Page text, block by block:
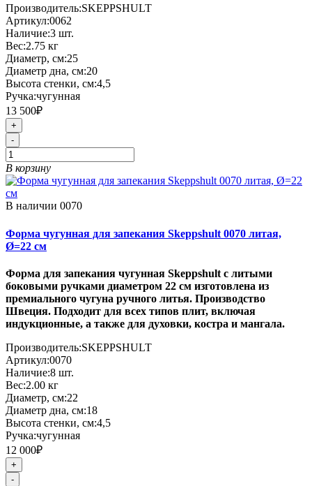
Производитель:SKEPPSHULT
Артикул:0062
Наличие:3 шт.
Вес:2.75 кг
Диаметр, см:25
Диаметр дна, см:20
Высота стенки, см:4,5
Ручка:чугунная
13 500₽
+
-
В корзину
В наличии 0070
Форма чугунная для запекания Skeppshult 0070 литая,
Ø=22 см
Форма для запекания чугунная Skeppshult с литыми
боковыми ручками диаметром 22 см изготовлена из
премиального чугуна ручного литья. Производство
Швеция. Подходит для всех типов плит, включая
индукционные, а также для духовки, костра и мангала.
Производитель:SKEPPSHULT
Артикул:0070
Наличие:8 шт.
Вес:2.00 кг
Диаметр, см:22
Диаметр дна, см:18
Высота стенки, см:4,5
Ручка:чугунная
12 000₽
+
-